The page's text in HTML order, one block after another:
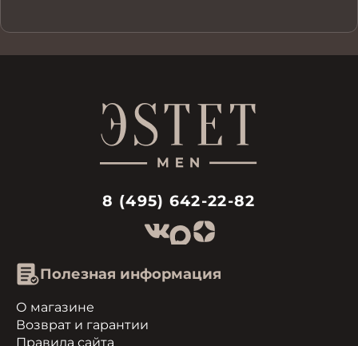
8 (495) 642-22-82
Полезная информация
О магазине
Возврат и гарантии
Правила сайта